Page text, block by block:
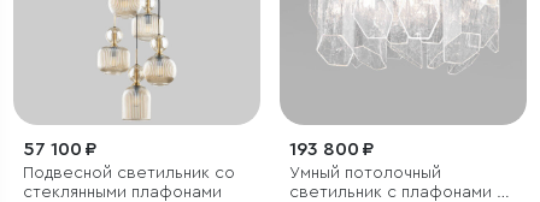
57 100 ₽
Подвесной светильник со
стеклянными плафонами
193 800 ₽
Умный потолочный
светильник с плафонами из